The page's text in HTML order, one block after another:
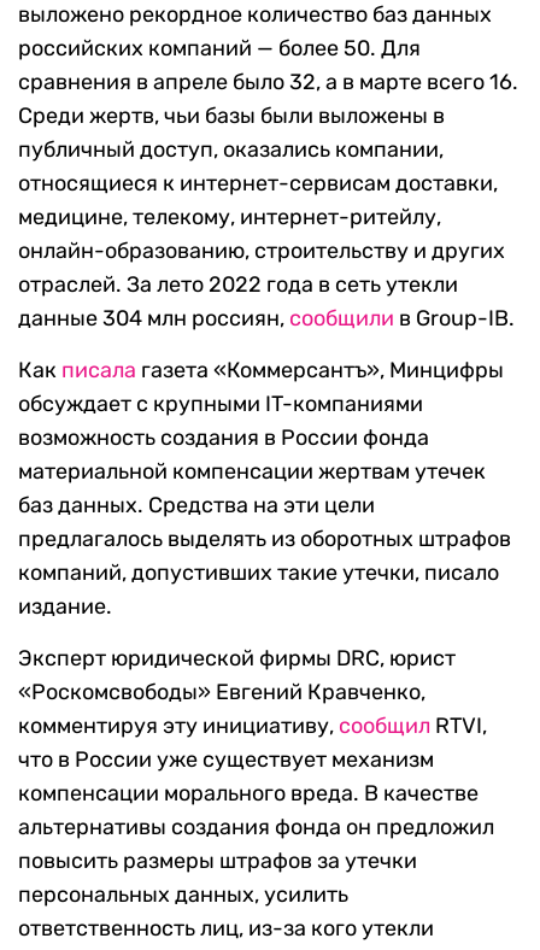
выложено рекордное количество баз данных
российских компаний — более 50. Для
сравнения в апреле было 32, а в марте всего 16.
Среди жертв, чьи базы были выложены в
публичный доступ, оказались компании,
относящиеся к интернет-сервисам доставки,
медицине, телекому, интернет-ритейлу,
онлайн-образованию, строительству и других
отраслей. За лето 2022 года в сеть утекли
данные 304 млн россиян, сообщили в Group-IB.
Как писала газета «Коммерсантъ», Минцифры
обсуждает с крупными IT-компаниями
возможность создания в России фонда
материальной компенсации жертвам утечек
баз данных. Средства на эти цели
предлагалось выделять из оборотных штрафов
компаний, допустивших такие утечки, писало
издание.
Эксперт юридической фирмы DRС, юрист
«Роскомсвободы» Евгений Кравченко,
комментируя эту инициативу, сообщил RTVI,
что в России уже существует механизм
компенсации морального вреда. В качестве
альтернативы создания фонда он предложил
повысить размеры штрафов за утечки
персональных данных, усилить
ответственность лиц, из-за кого утекли